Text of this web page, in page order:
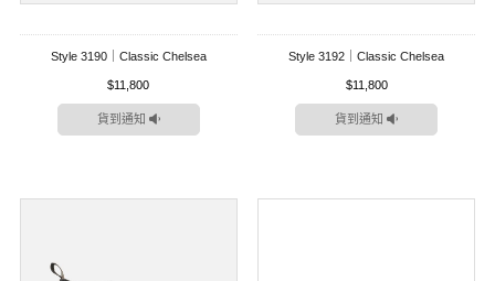
Style 3190｜Classic Chelsea
$11,800
貨到通知
Style 3192｜Classic Chelsea
$11,800
貨到通知